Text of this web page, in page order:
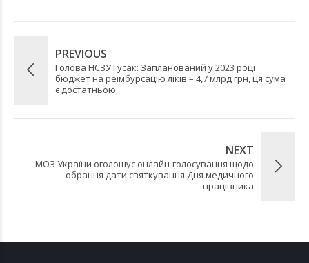
PREVIOUS
Голова НСЗУ Гусак: Запланований у 2023 році
бюджет на реімбурсацію ліків – 4,7 млрд грн, ця сума
є достатньою
NEXT
МОЗ України оголошує онлайн-голосування щодо
обрання дати святкування Дня медичного
працівника